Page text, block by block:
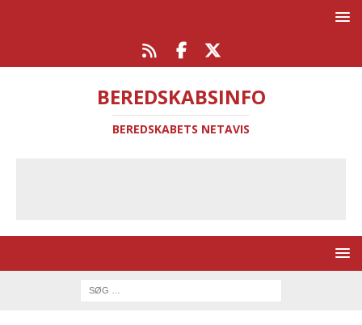
BEREDSKABSINFO
BEREDSKABETS NETAVIS